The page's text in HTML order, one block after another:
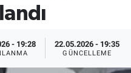
- 19:28 22.05.2026 - 19:35
GÜNCELLEME